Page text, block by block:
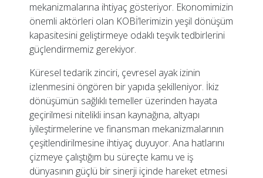
mekanizmalarına ihtiyaç gösteriyor. Ekonomimizin
önemli aktörleri olan KOBİ’lerimizin yeşil dönüşüm
kapasitesini geliştirmeye odaklı teşvik tedbirlerini
güçlendirmemiz gerekiyor.
Küresel tedarik zinciri, çevresel ayak izinin
izlenmesini öngören bir yapıda şekilleniyor. İkiz
dönüşümün sağlıklı temeller üzerinden hayata
geçirilmesi nitelikli insan kaynağına, altyapı
iyileştirmelerine ve finansman mekanizmalarının
çeşitlendirilmesine ihtiyaç duyuyor. Ana hatlarını
çizmeye çalıştığım bu süreçte kamu ve iş
dünyasının güçlü bir sinerji içinde hareket etmesi